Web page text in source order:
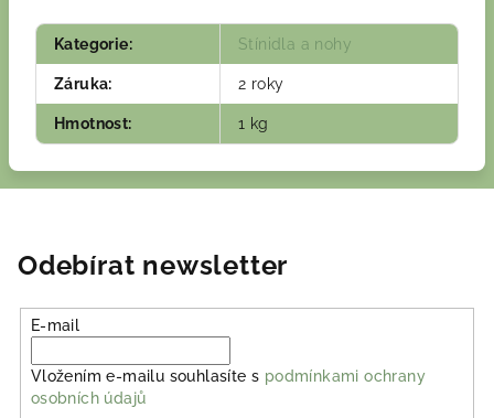
Kategorie: Stínidla a nohy
Záruka: 2 roky
Hmotnost: 1 kg
Odebírat newsletter
E-mail
Vložením e-mailu souhlasíte s podmínkami ochrany
osobních údajů